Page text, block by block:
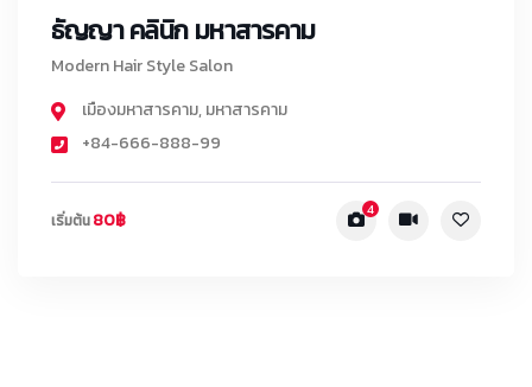
ธัญญา คลินิก มหาสารคาม
Modern Hair Style Salon
เมืองมหาสารคาม,มหาสารคาม
+84-666-888-99
เริ่มต้น80฿ 4